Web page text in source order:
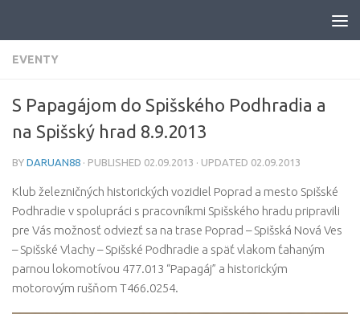
EVENTY
S Papagájom do Spišského Podhradia a
na Spišský hrad 8.9.2013
BY DARUAN88 · PUBLISHED 02.09.2013 · UPDATED 02.09.2013
Klub železničných historických vozidiel Poprad a mesto Spišské
Podhradie v spolupráci s pracovníkmi Spišského hradu pripravili
pre Vás možnosť odviezť sa na trase Poprad – Spišská Nová Ves
– Spišské Vlachy – Spišské Podhradie a späť vlakom ťahaným
parnou lokomotívou 477.013 “Papagáj” a historickým
motorovým rušňom T466.0254.